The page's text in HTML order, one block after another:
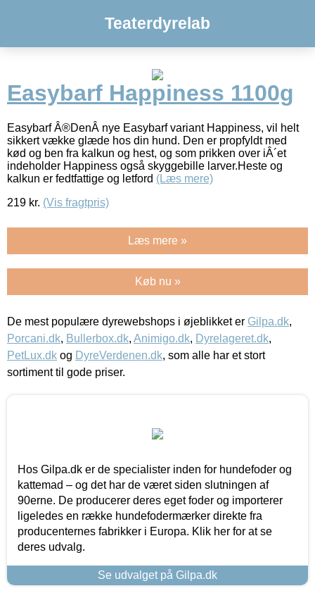
Teaterdyrelab
Easybarf Happiness 1100g
Easybarf Â®DenÂ nye Easybarf variant Happiness, vil helt
sikkert vække glæde hos din hund. Den er propfyldt med
kød og ben fra kalkun og hest, og som prikken over iÂ´et
indeholder Happiness også skyggebille larver.Heste og
kalkun er fedtfattige og letford (Læs mere)
219 kr. (Vis fragtpris)
Læs mere »
Køb nu »
De mest populære dyrewebshops i øjeblikket er Gilpa.dk,
Porcani.dk, Bullerbox.dk, Animigo.dk, Dyrelageret.dk,
PetLux.dk og DyreVerdenen.dk, som alle har et stort
sortiment til gode priser.
Hos Gilpa.dk er de specialister inden for hundefoder og
kattemad – og det har de været siden slutningen af
90erne. De producerer deres eget foder og importerer
ligeledes en række hundefodermærker direkte fra
producenternes fabrikker i Europa. Klik her for at se
deres udvalg.
Se udvalget på Gilpa.dk